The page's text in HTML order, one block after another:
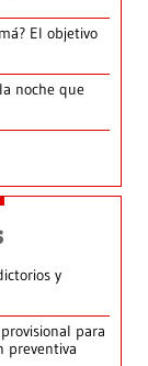
El objetivo
noche que
y
para
preventiva